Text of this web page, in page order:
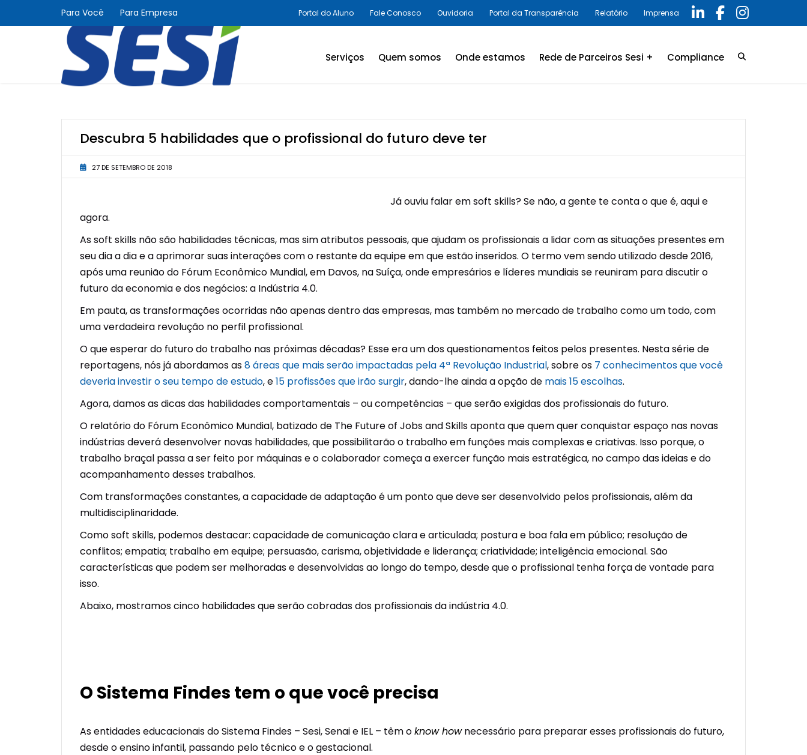
Para Você Para Empresa Portal do Aluno Fale Conosco Ouvidoria Portal da Transparência Relatório Imprensa
Serviços
Programas Legais,
Avaliações Ambientais e
Laudos Técnicos
Consultas e Exames
Promoção da Saúde
Educação In Company
Saúde e Segurança na
Indústria
Quem somos Onde estamos Rede de Parceiros Sesi + Compliance
Programa de Compliance
Descubra 5 habilidades que o profissional do futuro deve ter
27 DE SETEMBRO DE 2018
Já ouviu falar em soft skills? Se não, a gente te conta o que é, aqui e
agora.
As soft skills não são habilidades técnicas, mas sim atributos pessoais, que ajudam os profissionais a lidar com as situações presentes em
seu dia a dia e a aprimorar suas interações com o restante da equipe em que estão inseridos. O termo vem sendo utilizado desde 2016,
após uma reunião do Fórum Econômico Mundial, em Davos, na Suíça, onde empresários e líderes mundiais se reuniram para discutir o
futuro da economia e dos negócios: a Indústria 4.0.
Em pauta, as transformações ocorridas não apenas dentro das empresas, mas também no mercado de trabalho como um todo, com
uma verdadeira revolução no perfil profissional.
O que esperar do futuro do trabalho nas próximas décadas? Esse era um dos questionamentos feitos pelos presentes. Nesta série de
reportagens, nós já abordamos as8 áreas que mais serão impactadas pela 4ª Revolução Industrial, sobre os 7 conhecimentos que você
deveria investir o seu tempo de estudo, e15 profissões que irão surgir, dando-lhe ainda a opção de mais 15 escolhas.
Agora, damos as dicas das habilidades comportamentais – ou competências – que serão exigidas dos profissionais do futuro.
O relatório do Fórum Econômico Mundial, batizado de The Future of Jobs and Skills aponta que quem quer conquistar espaço nas novas
indústrias deverá desenvolver novas habilidades, que possibilitarão o trabalho em funções mais complexas e criativas. Isso porque, o
trabalho braçal passa a ser feito por máquinas e o colaborador começa a exercer função mais estratégica, no campo das ideias e do
acompanhamento desses trabalhos.
Com transformações constantes, a capacidade de adaptação é um ponto que deve ser desenvolvido pelos profissionais, além da
multidisciplinaridade.
Como soft skills, podemos destacar: capacidade de comunicação clara e articulada; postura e boa fala em público; resolução de
conflitos; empatia; trabalho em equipe; persuasão, carisma, objetividade e liderança; criatividade; inteligência emocional. São
características que podem ser melhoradas e desenvolvidas ao longo do tempo, desde que o profissional tenha força de vontade para
isso.
Abaixo, mostramos cinco habilidades que serão cobradas dos profissionais da indústria 4.0.
O Sistema Findes tem o que você precisa
As entidades educacionais do Sistema Findes – Sesi, Senai e IEL – têm oknow hownecessário para preparar esses profissionais do futuro,
desde o ensino infantil, passando pelo técnico e o gestacional.